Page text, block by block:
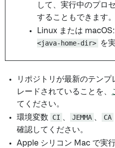
して、実行中のプロ
することもできます。
Linux または macOS:
<java-home-dir>
を
リポジトリが最新のテン
レードされていることを、
てください。
環境変数
CI JEMMA CA
確認してください。
Apple シリコン Mac で実